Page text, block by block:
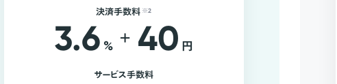
決済手数料 ※2
3.6 % + 40 円
サービス手数料